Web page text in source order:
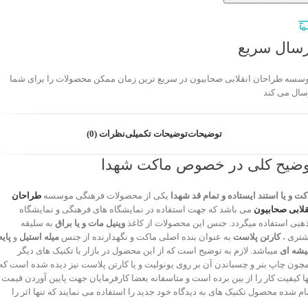
سریع
طراحان انقلابی صحابیون در سریع ترین زمان ممکن محصولات را برای شما
می کند
توضیحاتتوضیحات تکمیلینظرات (0)
کلی در خصوص ماکت شهدا
و یا استند ایستاده و تمام قد شهدا یکی از محصولات فرهنگی موسسه طراحان
صحابیون می باشد که جهت استفاده در نمایشگاه های فرهنگی و نمایشگاه
استفاده میگردد. جنس این محصولات از کاغذ وینیل مات و یا براق به سلیقه
،کارتن پلاست به عنوان بنده اصلی ماکت و نگهدارنده از جنس میله استیل و
ای میباشد. لازم به توضیح است که از این محصول در بازار با تکنیک های دیگر
چاپ بنر و چسباندن آن بر روی یونولیت و یا کارتن پلاست نیز دیده شده است
کیفیت کار را از بین برده است و متاسفانه بعضا کارفرمایان جهت پایین آوردن قیمت
شده محصول تکنیک های به دیدگاه خود جدید را استفاده می نمایند که تنها اثر را